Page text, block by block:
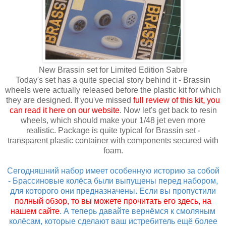
New Brassin set for Limited Edition Sabre
Today's set has a quite special story behind it - Brassin
wheels were actually released before the plastic kit for which
they are designed. If you've missed full review of this kit, you
can read it here on our website. Now let's get back to resin
wheels, which should make your 1/48 jet even more
realistic. Package is quite typical for Brassin set -
transparent plastic container with components secured with
foam.
Сегодняшний набор имеет особенную историю за собой
- Брассиновые колёса были выпущены перед набором,
для которого они предназначены. Если вы пропустили
полный обзор, то вы можете прочитать его здесь, на
нашем сайте. А теперь давайте вернёмся к смоляным
колёсам, которые сделают ваш истребитель ещё более